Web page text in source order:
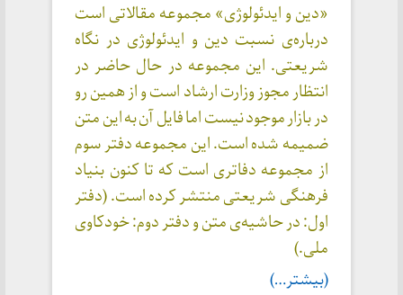
«دین و ایدئولوژی» مجموعه مقالاتی است
درباره‌ی نسبت دین و ایدئولوژی در نگاه
شریعتی. این مجموعه در حال حاضر در
انتظار مجوز وزارت ارشاد است و از همین رو
در بازار موجود نیست اما فایل آن به این متن
ضمیمه شده است. این مجموعه دفتر سوم
از مجموعه دفاتری است که تا کنون بنیاد
فرهنگی شریعتی منتشر کرده است. (دفتر
اول: در حاشیه‌ی متن و دفتر دوم: خودکاوی
ملی.)
(بیشتر…)